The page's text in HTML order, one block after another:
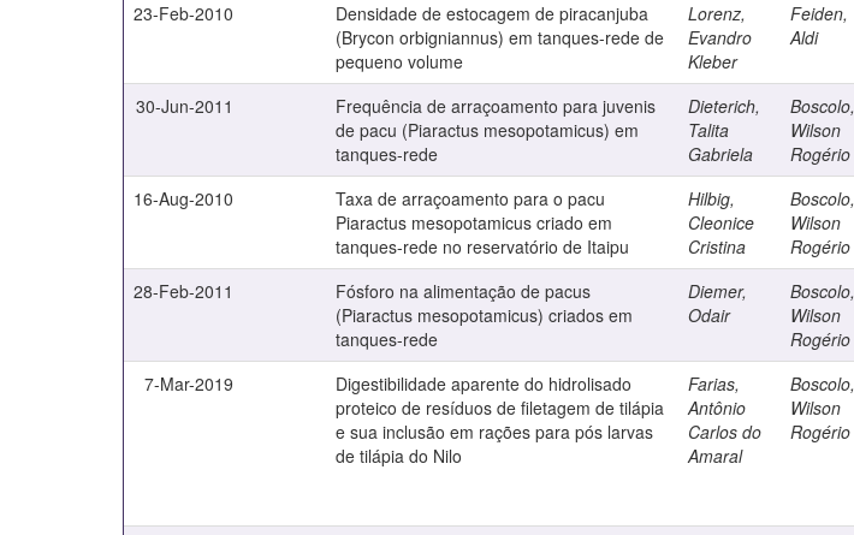
23-Feb-2010
Densidade de estocagem de piracanjuba
(Brycon orbigniannus) em tanques-rede de
pequeno volume
Lorenz,
Evandro
Kleber
Feiden,
Aldi
30-Jun-2011
Frequência de arraçoamento para juvenis
de pacu (Piaractus mesopotamicus) em
tanques-rede
Dieterich,
Talita
Gabriela
Boscolo,
Wilson
Rogério
16-Aug-2010
Taxa de arraçoamento para o pacu
Piaractus mesopotamicus criado em
tanques-rede no reservatório de Itaipu
Hilbig,
Cleonice
Cristina
Boscolo,
Wilson
Rogério
28-Feb-2011
Fósforo na alimentação de pacus
(Piaractus mesopotamicus) criados em
tanques-rede
Diemer,
Odair
Boscolo,
Wilson
Rogério
7-Mar-2019
Digestibilidade aparente do hidrolisado
proteico de resíduos de filetagem de tilápia
e sua inclusão em rações para pós larvas
de tilápia do Nilo
Farias,
Antônio
Carlos do
Amaral
Boscolo,
Wilson
Rogério